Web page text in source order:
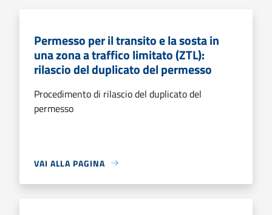
Permesso per il transito e la sosta in
una zona a traffico limitato (ZTL):
rilascio del duplicato del permesso
Procedimento di rilascio del duplicato del
permesso
VAI ALLA PAGINA